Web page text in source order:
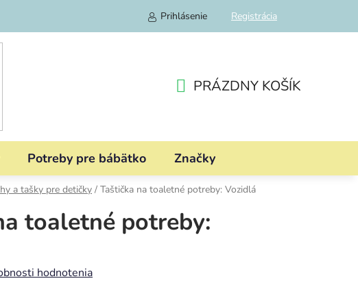
Prihlásenie Registrácia
KOŠÍK
PRÁZDNY KOŠÍK
Potreby pre bábätko Značky
a tašky pre detičky / Taštička na toaletné potreby: Vozidlá
toaletné potreby:
hodnotenia